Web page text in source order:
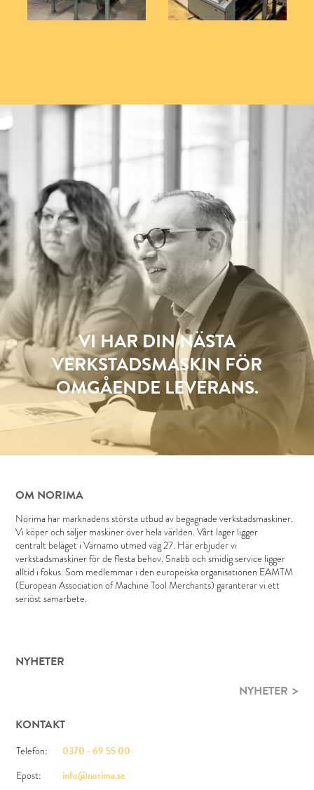
VI HAR DIN NÄSTA
VERKSTADSMASKIN FÖR
OMGÅENDE LEVERANS.
OM NORIMA
Norima har marknadens största utbud av begagnade verkstadsmaskiner.
Vi köper och säljer maskiner över hela världen. Vårt lager ligger
centralt beläget i Värnamo utmed väg 27. Här erbjuder vi
verkstadsmaskiner för de flesta behov. Snabb och smidig service ligger
alltid i fokus. Som medlemmar i den europeiska organisationen EAMTM
(European Association of Machine Tool Merchants) garanterar vi ett
seriöst samarbete.
NYHETER
NYHETER
KONTAKT
Telefon: 0370 - 69 55 00
Epost: info@norima.se